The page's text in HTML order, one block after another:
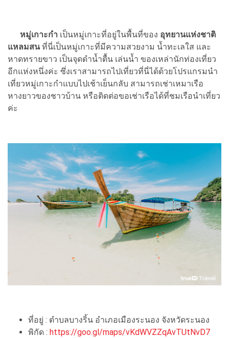
หมู่เกาะกำ เป็นหมู่เกาะที่อยู่ในพื้นที่ของ อุทยานแห่งชาติ
แหลมสนที่นี่เป็นหมู่เกาะที่มีความสวยงาม น้ำทะเลใส และ
หาดทรายขาว เป็นจุดดำน้ำตื้น เล่นน้ำ ของเหล่านักท่องเที่ยว
อีกแห่งหนึ่งค่ะ ซึ่งเราสามารถไปเที่ยวที่นี่ได้ด้วยโปรแกรมนำ
เที่ยวหมู่เกาะกำแบบไปเช้าเย็นกลับ สามารถเช่าเหมาเรือ
หางยาวของชาวบ้าน หรือติดต่อขอเช่าเรือได้ที่ชมเรือนำเที่ยว
ค่ะ
ที่อยู่ : ตำบลบางริ้น อำเภอเมืองระนอง จังหวัดระนอง
พิกัด : https://goo.gl/maps/vKdWVZZqAvTUtNvD7